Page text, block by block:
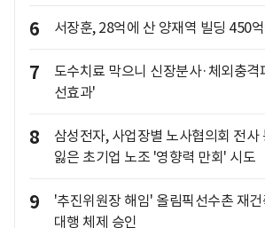
6 서장훈, 28억에 산 양재역 빌딩 450
7
도수치료 막으니 신장분사·체외충
선효과'
8
삼성전자, 사업장별 노사협의회 전
잃은 초기업 노조 '영향력 만회' 시도
9
'추진위원장 해임' 올림픽선수촌 재
대행 체제 승인